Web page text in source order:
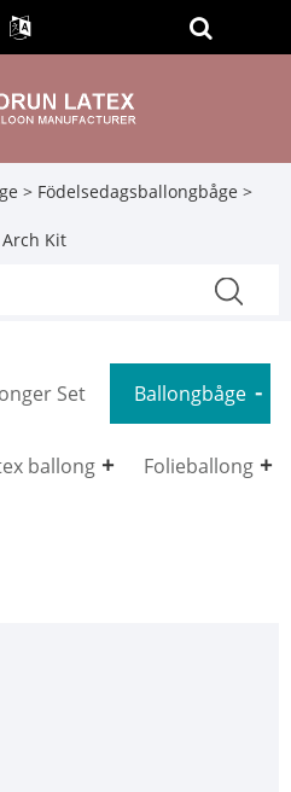
> Födelsedagsballongbåge >
Kit
Set Ballongbåge
ballong Folieballong